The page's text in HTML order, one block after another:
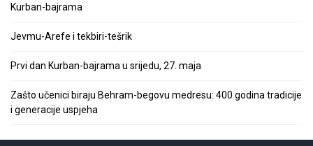
Kurban-bajrama
Jevmu-Arefe i tekbiri-tešrik
Prvi dan Kurban-bajrama u srijedu, 27. maja
Zašto učenici biraju Behram-begovu medresu: 400 godina tradicije
i generacije uspjeha